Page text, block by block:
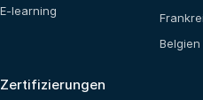
E-learning
Belgien
Zertifizierungen